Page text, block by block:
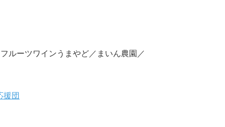
ルーツワインうまやど／まいん農園／
援団